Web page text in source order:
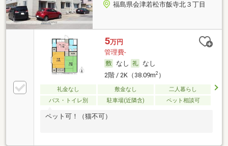
福島県会津若松市飯寺北３丁目
5万円
管理費-
なし
なし
2階 / 2K（38.09m2）
礼金なし 敷金なし
二人暮らし
バス・トイレ別
駐車場(近隣含) ペット相談可
ペット可！（猫不可）